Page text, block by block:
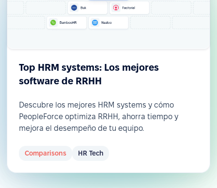
Top HRM systems: Los mejores
software de RRHH
Descubre los mejores HRM systems y cómo
PeopleForce optimiza RRHH, ahorra tiempo y
mejora el desempeño de tu equipo.
Comparisons HR Tech